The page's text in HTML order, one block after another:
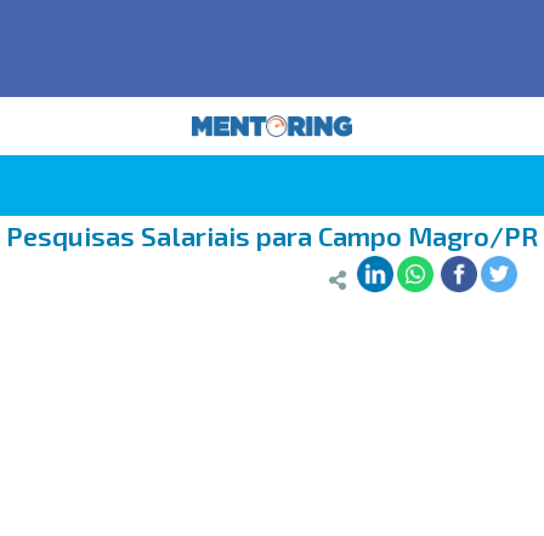
Pesquisas Salariais para Campo Magro/PR